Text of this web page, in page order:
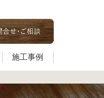
施工事例